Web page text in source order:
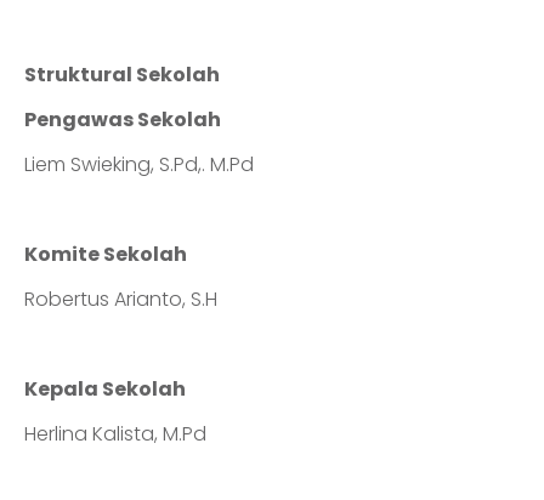
Struktural Sekolah
Pengawas Sekolah
Liem Swieking, S.Pd,. M.Pd
Komite Sekolah
Robertus Arianto, S.H
Kepala Sekolah
Herlina Kalista, M.Pd